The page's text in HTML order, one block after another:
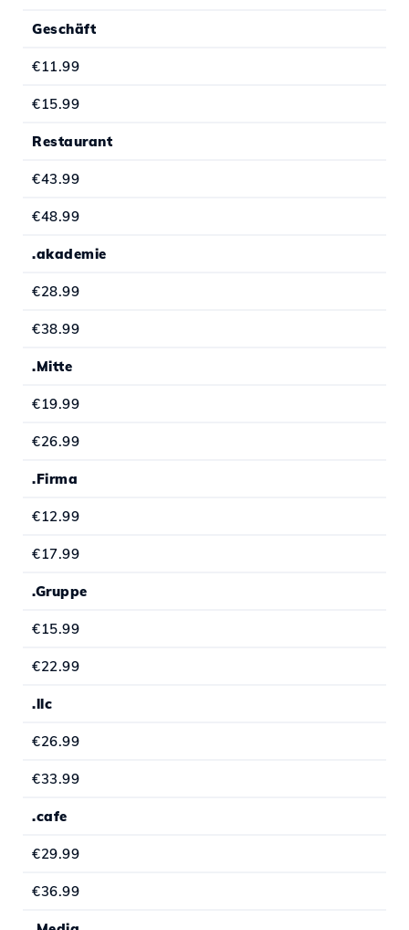
Geschäft
€11.99
€15.99
Restaurant
€43.99
€48.99
.akademie
€28.99
€38.99
.Mitte
€19.99
€26.99
.Firma
€12.99
€17.99
.Gruppe
€15.99
€22.99
.llc
€26.99
€33.99
.cafe
€29.99
€36.99